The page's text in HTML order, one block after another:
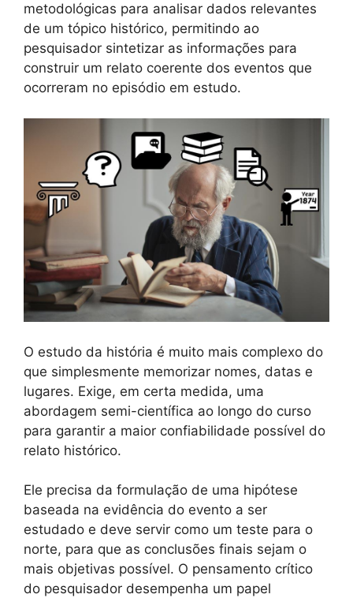
metodológicas para analisar dados relevantes
de um tópico histórico, permitindo ao
pesquisador sintetizar as informações para
construir um relato coerente dos eventos que
ocorreram no episódio em estudo.
O estudo da história é muito mais complexo do
que simplesmente memorizar nomes, datas e
lugares. Exige, em certa medida, uma
abordagem semi-científica ao longo do curso
para garantir a maior confiabilidade possível do
relato histórico.
Ele precisa da formulação de uma hipótese
baseada na evidência do evento a ser
estudado e deve servir como um teste para o
norte, para que as conclusões finais sejam o
mais objetivas possível. O pensamento crítico
do pesquisador desempenha um papel